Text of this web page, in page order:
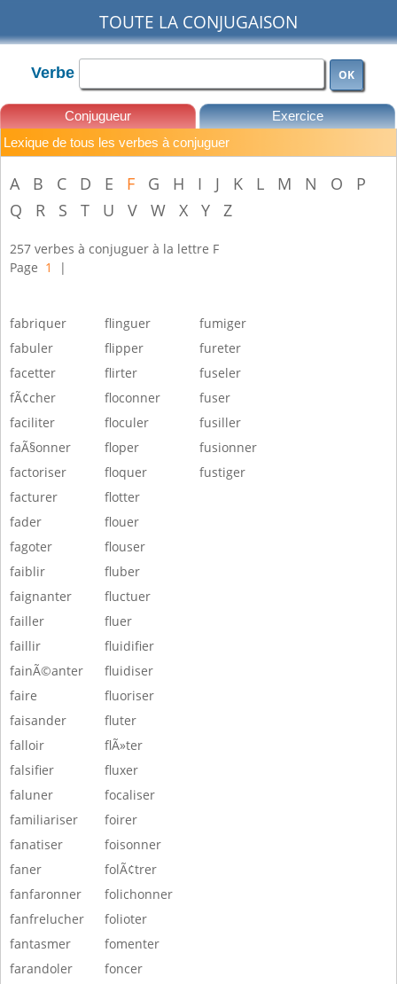
TOUTE LA CONJUGAISON
Verbe OK
Conjugueur Exercice
Lexique de tous les verbes à conjuguer
A B C D E F G H I J K L M N O
P
Q
R S T U V W X Y Z
257 verbes à conjuguer à la lettre F
Page 1 |
fabriquer
fabuler
facetter
fÃ¢cher
faciliter
faÃ§onner
factoriser
facturer
fader
fagoter
faiblir
faignanter
failler
faillir
fainÃ©anter
faire
faisander
falloir
falsifier
faluner
familiariser
fanatiser
faner
fanfaronner
fanfrelucher
fantasmer
farandoler
flinguer
flipper
flirter
floconner
floculer
floper
floquer
flotter
flouer
flouser
fluber
fluctuer
fluer
fluidifier
fluidiser
fluoriser
fluter
flÃ»ter
fluxer
focaliser
foirer
foisonner
folÃ¢trer
folichonner
folioter
fomenter
foncer
fumiger
fureter
fuseler
fuser
fusiller
fusionner
fustiger